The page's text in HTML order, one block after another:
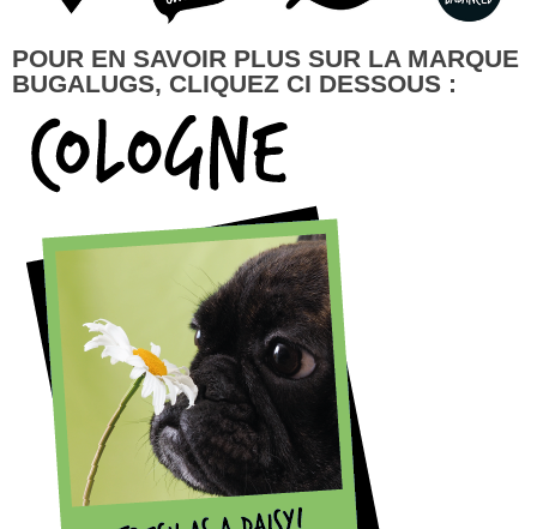
POUR EN SAVOIR PLUS SUR LA MARQUE
BUGALUGS, CLIQUEZ CI DESSOUS :